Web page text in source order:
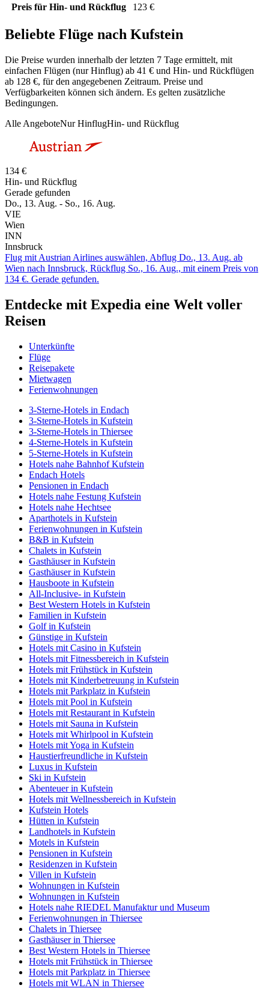
Preis für Hin- und Rückflug
123 €
Beliebte Flüge nach Kufstein
Die Preise wurden innerhalb der letzten 7 Tage ermittelt, mit
einfachen Flügen (nur Hinflug) ab 41 € und Hin- und Rückflügen
ab 128 €, für den angegebenen Zeitraum. Preise und
Verfügbarkeiten können sich ändern. Es gelten zusätzliche
Bedingungen.
Alle AngeboteNur HinflugHin- und Rückflug
134 €
Hin- und Rückflug
Gerade gefunden
Do., 13. Aug. - So., 16. Aug.
VIE
Wien
INN
Innsbruck
Flug mit Austrian Airlines auswählen, Abflug Do., 13. Aug. ab
Wien nach Innsbruck, Rückflug So., 16. Aug., mit einem Preis von
134 €. Gerade gefunden.
Entdecke mit Expedia eine Welt voller
Reisen
Unterkünfte
Flüge
Reisepakete
Mietwagen
Ferienwohnungen
3-Sterne-Hotels in Endach
3-Sterne-Hotels in Kufstein
3-Sterne-Hotels in Thiersee
4-Sterne-Hotels in Kufstein
5-Sterne-Hotels in Kufstein
Hotels nahe Bahnhof Kufstein
Endach Hotels
Pensionen in Endach
Hotels nahe Festung Kufstein
Hotels nahe Hechtsee
Aparthotels in Kufstein
Ferienwohnungen in Kufstein
B&B in Kufstein
Chalets in Kufstein
Gasthäuser in Kufstein
Gasthäuser in Kufstein
Hausboote in Kufstein
All-Inclusive- in Kufstein
Best Western Hotels in Kufstein
Familien in Kufstein
Golf in Kufstein
Günstige in Kufstein
Hotels mit Casino in Kufstein
Hotels mit Fitnessbereich in Kufstein
Hotels mit Frühstück in Kufstein
Hotels mit Kinderbetreuung in Kufstein
Hotels mit Parkplatz in Kufstein
Hotels mit Pool in Kufstein
Hotels mit Restaurant in Kufstein
Hotels mit Sauna in Kufstein
Hotels mit Whirlpool in Kufstein
Hotels mit Yoga in Kufstein
Haustierfreundliche in Kufstein
Luxus in Kufstein
Ski in Kufstein
Abenteuer in Kufstein
Hotels mit Wellnessbereich in Kufstein
Kufstein Hotels
Hütten in Kufstein
Landhotels in Kufstein
Motels in Kufstein
Pensionen in Kufstein
Residenzen in Kufstein
Villen in Kufstein
Wohnungen in Kufstein
Wohnungen in Kufstein
Hotels nahe RIEDEL Manufaktur und Museum
Ferienwohnungen in Thiersee
Chalets in Thiersee
Gasthäuser in Thiersee
Best Western Hotels in Thiersee
Hotels mit Frühstück in Thiersee
Hotels mit Parkplatz in Thiersee
Hotels mit WLAN in Thiersee